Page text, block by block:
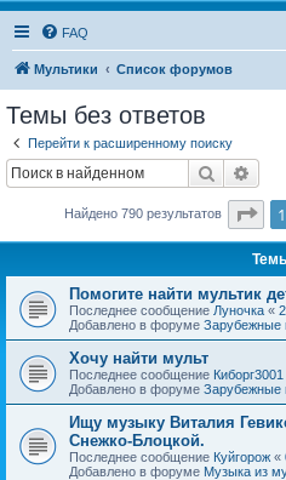
FAQ
Мультики Список форумов
Темы без ответов
Перейти к расширенному поиску
Поиск
Найдено 790 результатов 1
Помогите найти мультик
Последнее сообщение Луночка «
Добавлено в форуме
Хочу найти мульт
Последнее сообщение Киборг3001
Добавлено в форуме
Ищу музыку Виталия
Снежко-Блоцкой.
Последнее сообщение Куйгорож «
Добавлено в форуме Музыка из